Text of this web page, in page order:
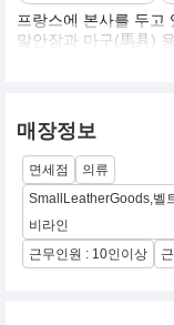
프랑스에 본사를 두고
말안장과 마구(馬具)
정신과 희소성으로
복, 스카프, 타이, 향
된 ‘켈리백’과 1984년
에서 생산되며, 시계와
다.
현 파트릭 토마
르메스에서 처음으로
되었다. 수석 디자이
이다.
한국 법인은 에르메스
매장정보
면세점
의류
SmallLeatherGoods,벨
비라인
근무인원 : 10인이상